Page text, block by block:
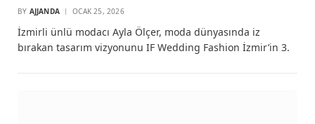
BY AJJANDA OCAK 25, 2026
İzmirli ünlü modacı Ayla Ölçer, moda dünyasında iz
bırakan tasarım vizyonunu IF Wedding Fashion İzmir’in 3.